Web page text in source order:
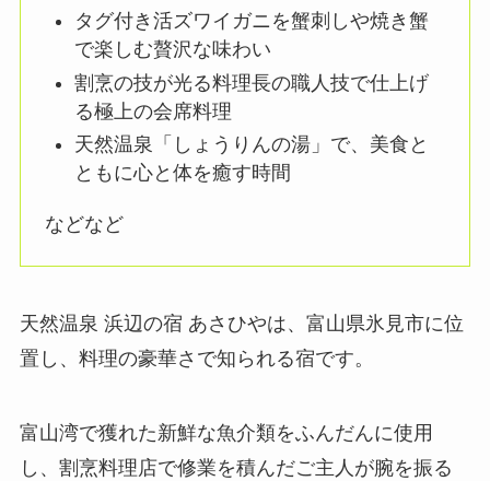
タグ付き活ズワイガニを蟹刺しや焼き蟹
で楽しむ贅沢な味わい
割烹の技が光る料理長の職人技で仕上げ
る極上の会席料理
天然温泉「しょうりんの湯」で、美食と
ともに心と体を癒す時間
などなど
天然温泉 浜辺の宿 あさひやは、富山県氷見市に位
置し、料理の豪華さで知られる宿です。
​富山湾で獲れた新鮮な魚介類をふんだんに使用
し、割烹料理店で修業を積んだご主人が腕を振る